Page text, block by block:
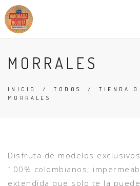
MORRALES
INICIO /TODOS /TIENDA
MORRALES
Disfruta de modelos
100% colombianos;
extendida que solo te la